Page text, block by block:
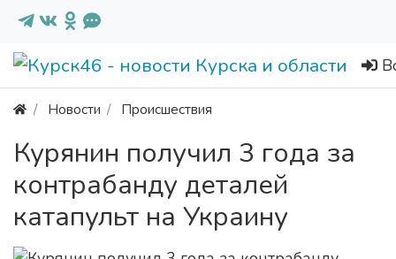
Новости Происшествия
Курянин получил 3 года за
контрабанду деталей
катапульт на Украину